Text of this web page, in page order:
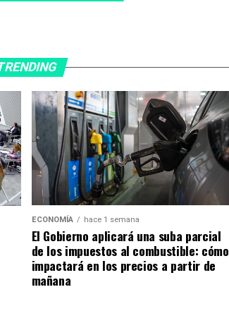
ECONOMÍA hace 1 semana
El Gobierno aplicará una suba parcial
de los impuestos al combustible: cómo
impactará en los precios a partir de
mañana